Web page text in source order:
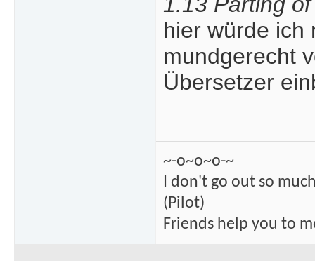
hier würde ich
mundgerecht
Übersetzer
~-o~o~o-~
I don't go out so
(Pilot)
Friends help you to